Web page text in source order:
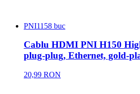
PNI1158 buc
Cablu HDMI PNI H150
plug-plug, Ethernet, gold-
20,99 RON